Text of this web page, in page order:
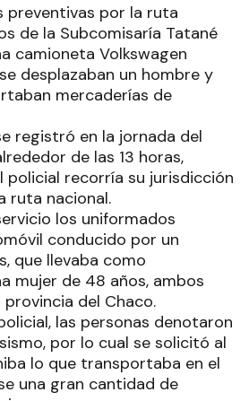
preventivas por la ruta
de la Subcomisaría Tatané
camioneta Volkswagen
desplazaban un hombre y
mercaderías de
registró en la jornada del
de las 13 horas,
policial recorría su jurisdicción
ruta nacional.
los uniformados
conducido por un
que llevaba como
mujer de 48 años, ambos
del Chaco.
las personas denotaron
por lo cual se solicitó al
lo que transportaba en el
una gran cantidad de